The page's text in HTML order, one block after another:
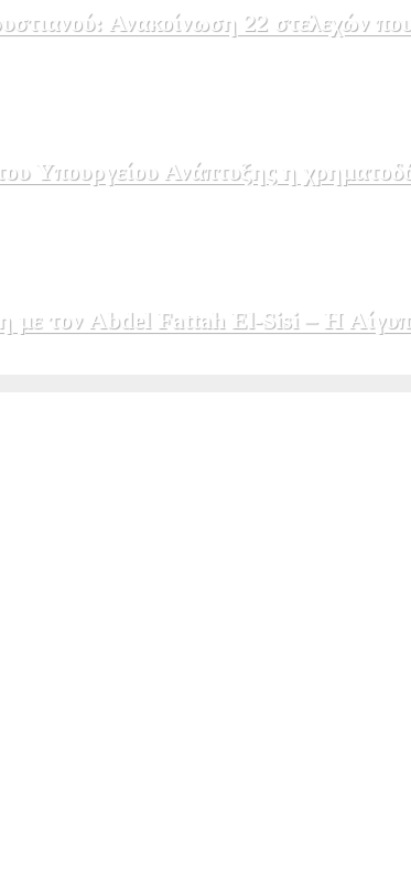
Ανακοίνωση 22 στελεχών που
Υπουργείου Ανάπτυξης η
τον Abdel Fattah El-Sisi – Η